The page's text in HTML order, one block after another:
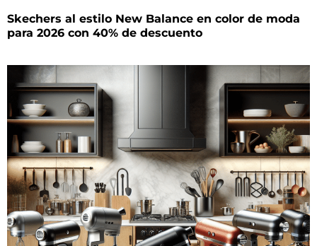
Skechers al estilo New Balance en color de moda
para 2026 con 40% de descuento